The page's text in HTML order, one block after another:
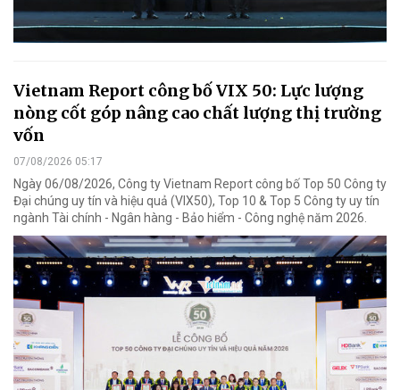
Vietnam Report công bố VIX 50: Lực lượng
nòng cốt góp nâng cao chất lượng thị trường
vốn
07/08/2026 05:17
Ngày 06/08/2026, Công ty Vietnam Report công bố Top 50 Công ty
Đại chúng uy tín và hiệu quả (VIX50), Top 10 & Top 5 Công ty uy tín
ngành Tài chính - Ngân hàng - Bảo hiểm - Công nghệ năm 2026.